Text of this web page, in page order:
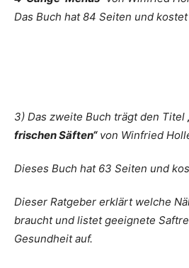
Das Buch hat 84 Seiten und
3) Das zweite Buch trägt den Titel
frischen Säften“von Winfried
Dieses Buch hat 63 Seiten und
Dieser Ratgeber erklärt welche
braucht und listet geeignete
Gesundheit auf.